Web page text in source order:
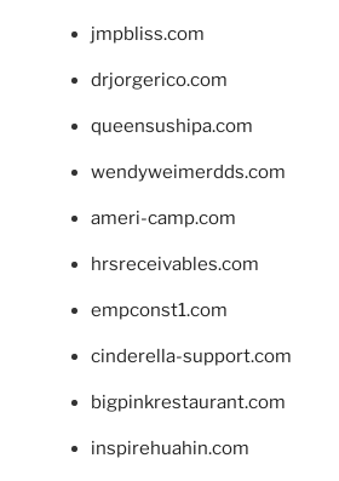
jmpbliss.com
drjorgerico.com
queensushipa.com
wendyweimerdds.com
ameri-camp.com
hrsreceivables.com
empconst1.com
cinderella-support.com
bigpinkrestaurant.com
inspirehuahin.com